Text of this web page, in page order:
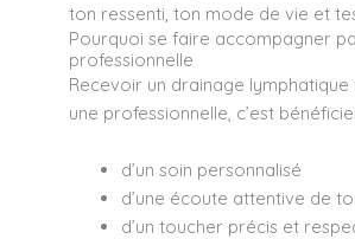
ton ressenti, ton mode de vie et
Pourquoi se faire accompagner
professionnelle
Recevoir un drainage
une professionnelle, c’est
d’un soin personnalisé
d’une écoute attentive de
d’un toucher précis et